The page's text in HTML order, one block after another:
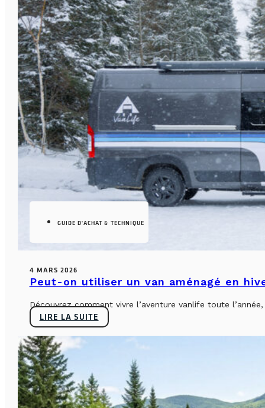
GUIDE D'ACHAT & TECHNIQUE
4 MARS 2026
Peut-on utiliser un van aménagé en
Découvrez comment vivre l’aventure vanlife toute
LIRE LA SUITE